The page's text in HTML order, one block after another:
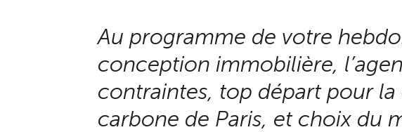
Au programme de votre
conception immobilière,
contraintes, top départ pour
carbone de Paris, et choix du